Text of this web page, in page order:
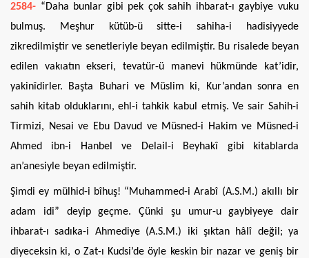
2584- “Daha bunlar gibi pek çok sahih ihbarat-ı gaybiye vuku
bulmuş. Meşhur kütüb-ü sitte-i sahiha-i hadisiyyede
zikredilmiştir ve senetleriyle beyan edilmiştir. Bu risalede beyan
edilen vakıatın ekseri, tevatür-ü manevi hükmünde kat’idir,
yakinîdirler. Başta Buhari ve Müslim ki, Kur’andan sonra en
sahih kitab olduklarını, ehl-i tahkik kabul etmiş. Ve sair Sahih-i
Tirmizi, Nesai ve Ebu Davud ve Müsned-i Hakim ve Müsned-i
Ahmed ibn-i Hanbel ve Delail-i Beyhakî gibi kitablarda
an’anesiyle beyan edilmiştir.
Şimdi ey mülhid-i bîhuş! “Muhammed-i Arabî (A.S.M.) akıllı bir
adam idi” deyip geçme. Çünki şu umur-u gaybiyeye dair
ihbarat-ı sadıka-i Ahmediye (A.S.M.) iki şıktan hâlî değil; ya
diyeceksin ki, o Zat-ı Kudsi’de öyle keskin bir nazar ve geniş bir